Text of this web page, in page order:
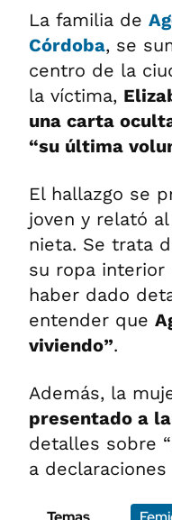
La familia de
Córdoba, se
centro de la
la víctima,
una carta
“su última
El hallazgo se
joven y relató
nieta. Se trata
su ropa interior
haber dado
entender que
viviendo”.
Además, la
presentado a
detalles sobre
a